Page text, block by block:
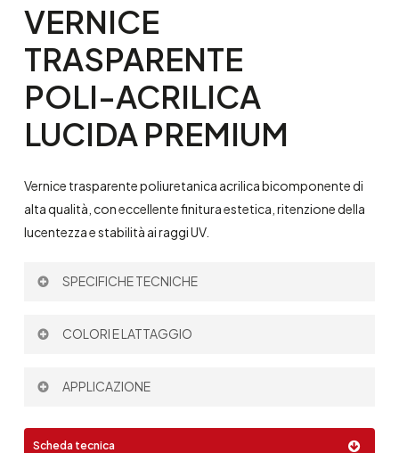
VERNICE
TRASPARENTE
POLI-ACRILICA
LUCIDA PREMIUM
Vernice trasparente poliuretanica acrilica bicomponente di
alta qualità, con eccellente finitura estetica, ritenzione della
lucentezza e stabilità ai raggi UV.
SPECIFICHE TECNICHE
Resa teorica:50 µm – 10 m
Rapporto di miscelazione in volume:
COLORI E LATTAGGIO
Colore:APPLICAZIONE
Scheda tecnica